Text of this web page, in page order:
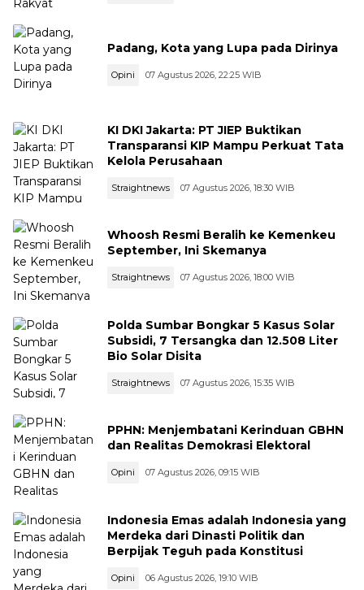
Padang, Kota yang Lupa pada Dirinya
Opini 07 Agustus 2026, 22:25 WIB
KI DKI Jakarta: PT JIEP Buktikan
Transparansi KIP Mampu Perkuat Tata
Kelola Perusahaan
Straightnews 07 Agustus 2026, 18:30 WIB
Whoosh Resmi Beralih ke Kemenkeu
September, Ini Skemanya
Straightnews 07 Agustus 2026, 18:00 WIB
Polda Sumbar Bongkar 5 Kasus Solar
Subsidi, 7 Tersangka dan 12.508 Liter
Bio Solar Disita
Straightnews 07 Agustus 2026, 15:35 WIB
PPHN: Menjembatani Kerinduan GBHN
dan Realitas Demokrasi Elektoral
Opini 07 Agustus 2026, 09:15 WIB
Indonesia Emas adalah Indonesia yang
Merdeka dari Dinasti Politik dan
Berpijak Teguh pada Konstitusi
Opini 06 Agustus 2026, 19:10 WIB